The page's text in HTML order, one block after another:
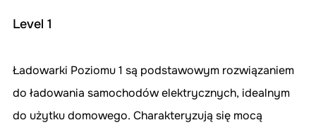
Level 1
Ładowarki Poziomu 1 są podstawowym rozwiązaniem
do ładowania samochodów elektrycznych, idealnym
do użytku domowego. Charakteryzują się mocą